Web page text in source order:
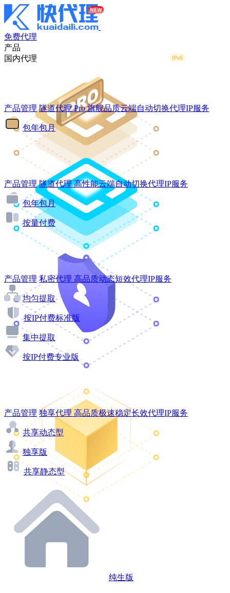
免费代理
产品
国内代理
产品管理 隧道代理Pro 旗舰品质云端自动切换代理IP服务
包年包月
产品管理 隧道代理 高性能云端自动切换代理IP服务
包年包月
按量付费
产品管理 私密代理 高品质动态短效代理IP服务
均匀提取
按IP付费标准版
集中提取
按IP付费专业版
产品管理 独享代理 高品质极速稳定长效代理IP服务
共享动态型
独享版
共享静态型
纯生版